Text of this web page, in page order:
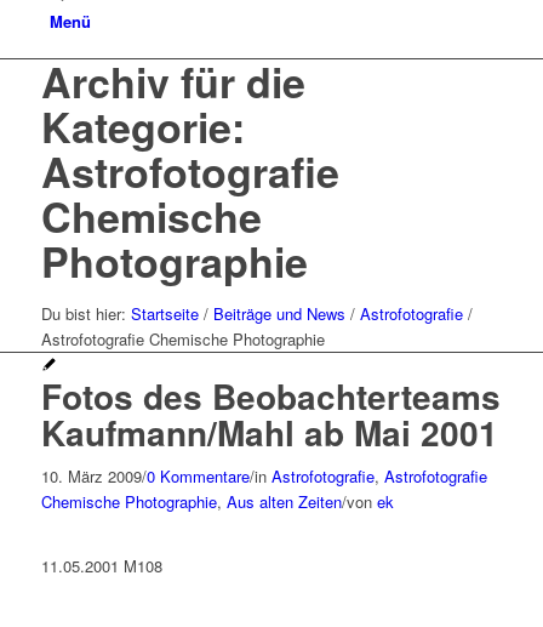
Menü
Archiv für die
Kategorie:
Astrofotografie
Chemische
Photographie
Du bist hier: Startseite / Beiträge und News / Astrofotografie /
Astrofotografie Chemische Photographie
Fotos des Beobachterteams
Kaufmann/Mahl ab Mai 2001
10. März 2009/0 Kommentare/in Astrofotografie, Astrofotografie
Chemische Photographie, Aus alten Zeiten/von ek
11.05.2001 M108